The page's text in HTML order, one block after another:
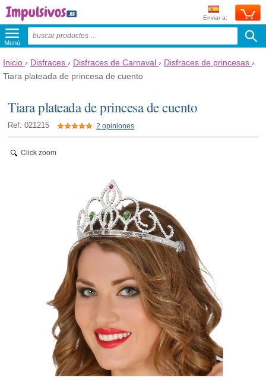
Enviar a:
Menú
Inicio › Disfraces › Disfraces de Carnaval › Disfraces de princesas ›
Tiara plateada de princesa de cuento
Tiara plateada de princesa de cuento
Ref: 021215 2 opiniones
Click zoom